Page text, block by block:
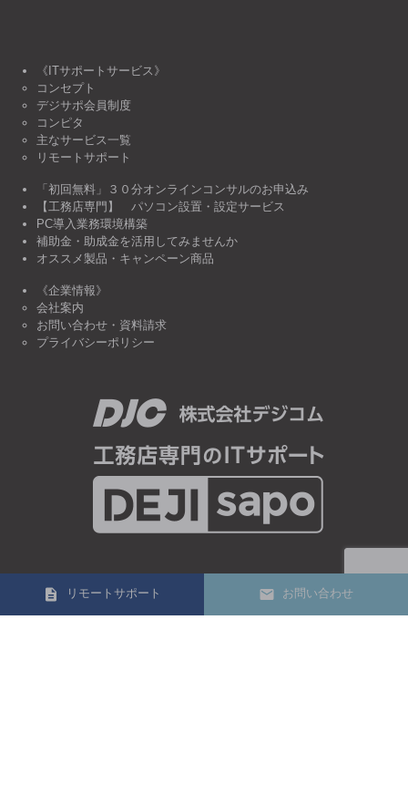
《ITサポートサービス》
コンセプト
デジサポ会員制度
コンピタ
主なサービス一覧
リモートサポート
「初回無料」３０分オンラインコンサルのお申込み
【工務店専門】 パソコン設置・設定サービス
PC導入業務環境構築
補助金・助成金を活用してみませんか
オススメ製品・キャンペーン商品
《企業情報》
会社案内
お問い合わせ・資料請求
プライバシーポリシー
リモートサポート お問い合わせ
03-3693-1033
電話受付時間 10:00～17:00